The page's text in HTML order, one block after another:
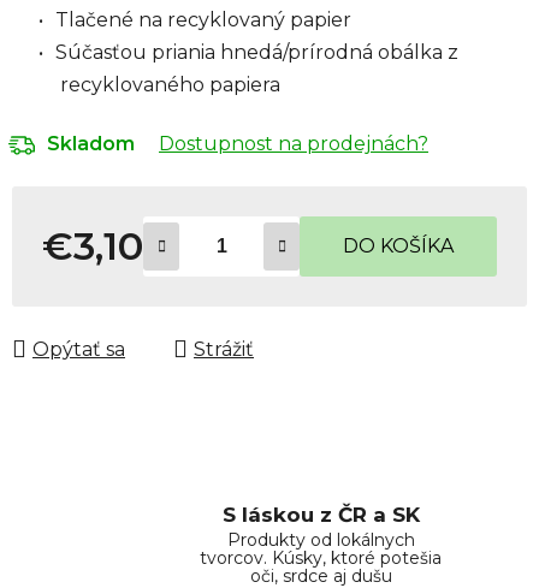
Tlačené na recyklovaný papier
Súčasťou priania hnedá/prírodná obálka z
recyklovaného papiera
Skladom Dostupnost na prodejnách?
€3,10 DO KOŠÍKA
Opýtať sa Strážiť
S láskou z ČR a SK
Produkty od lokálnych
tvorcov. Kúsky, ktoré potešia
oči, srdce aj dušu